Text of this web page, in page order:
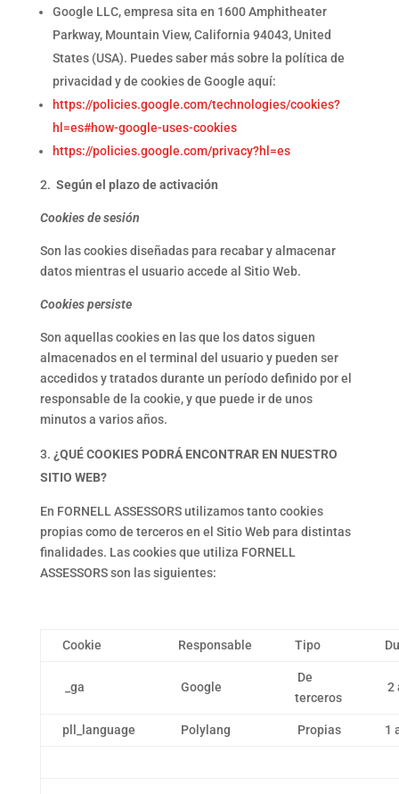
Google LLC, empresa sita en 1600 Amphitheater
Parkway, Mountain View, California 94043, United
States (USA). Puedes saber más sobre la política de
privacidad y de cookies de Google aquí:
https://policies.google.com/technologies/cookies?
hl=es#how-google-uses-cookies
https://policies.google.com/privacy?hl=es
2. Según el plazo de activación
Cookies de sesión
Son las cookies diseñadas para recabar y almacenar
datos mientras el usuario accede al Sitio Web.
Cookies persiste
Son aquellas cookies en las que los datos siguen
almacenados en el terminal del usuario y pueden ser
accedidos y tratados durante un período definido por el
responsable de la cookie, y que puede ir de unos
minutos a varios años.
¿QUÉ COOKIES PODRÁ ENCONTRAR EN NUESTRO
SITIO WEB?
En FORNELL ASSESSORS utilizamos tanto cookies
propias como de terceros en el Sitio Web para distintas
finalidades. Las cookies que utiliza FORNELL
ASSESSORS son las siguientes:
Cookie Responsable Tipo
_ga Google
De
terceros
2
pll_language Polylang Propias 1